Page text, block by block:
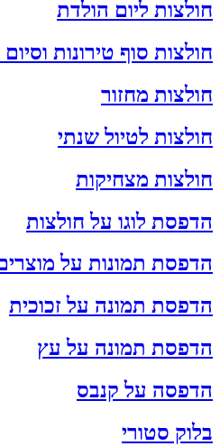
חולצות ליום הולדת
חולצות סוף טירונות
חולצות מחזור
חולצות לטיול שנתי
חולצות מצחיקות
הדפסת לוגו על חולצות
הדפסת תמונות על
הדפסת תמונה על זכוכית
הדפסת תמונה על עץ
הדפסה על קנבס
בלוק סטורי